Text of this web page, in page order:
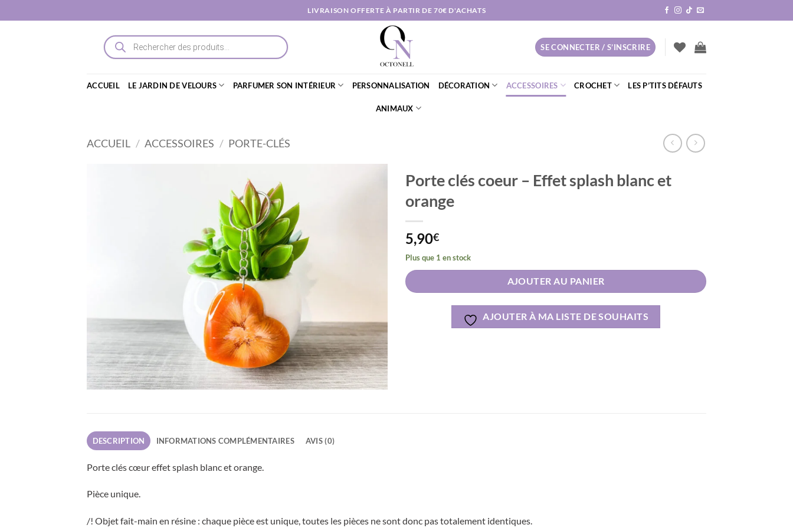
au
LIVRAISON OFFERTE À PARTIR DE 70€ D'ACHATS
Recherche
de
produits
SE CONNECTER / S’INSCRIRE
ACCUEIL LE JARDIN DE VELOURS PARFUMER SON INTÉRIEUR PERSONNALISATION DÉCORATION ACCESSOIRES CROCHET LES P’TITS DÉFAUTS
ANIMAUX
ACCUEIL / ACCESSOIRES / PORTE-CLÉS
Porte clés coeur – Effet splash blanc et
orange
5,90€
Plus que 1 en stock
AJOUTER AU PANIER
Alternative:
AJOUTER À MA LISTE DE SOUHAITS
DESCRIPTION INFORMATIONS COMPLÉMENTAIRES AVIS (0)
Porte clés cœur effet splash blanc et orange.
Pièce unique.
/! Objet fait-main en résine : chaque pièce est unique, toutes les pièces ne sont donc pas totalement identiques.